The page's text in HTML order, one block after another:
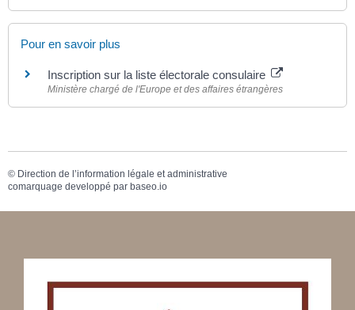
Pour en savoir plus
Inscription sur la liste électorale consulaire
Ministère chargé de l'Europe et des affaires étrangères
© Direction de l’information légale et administrative
comarquage developpé par baseo.io